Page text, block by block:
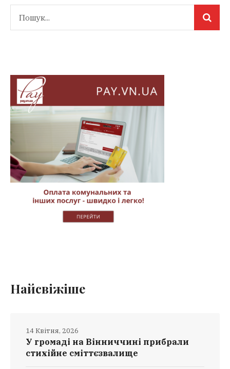
Найсвіжіше
У громаді на Вінниччині прибрали
стихійне сміттєзвалище
14 Квітня, 2026